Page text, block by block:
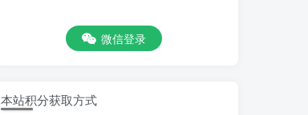
微信登录
本站积分获取方式